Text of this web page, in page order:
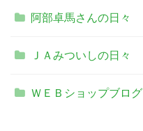
阿部卓馬さんの日々
ＪＡみついしの日々
ＷＥＢショップブログ